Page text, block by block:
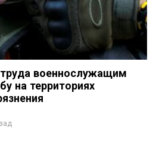
военнослужащим
на территориях